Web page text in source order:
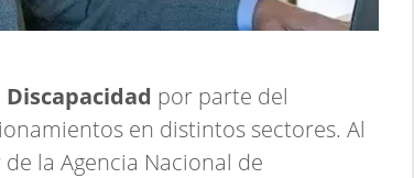
por parte del
en distintos sectores. Al
la Agencia Nacional de